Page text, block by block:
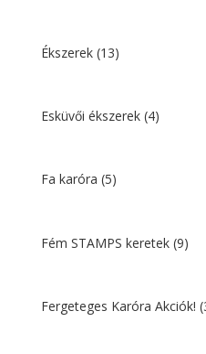
Ékszerek (13)
Esküvői ékszerek (4)
Fa karóra (5)
Fém STAMPS keretek (9)
Fergeteges Karóra Akciók!